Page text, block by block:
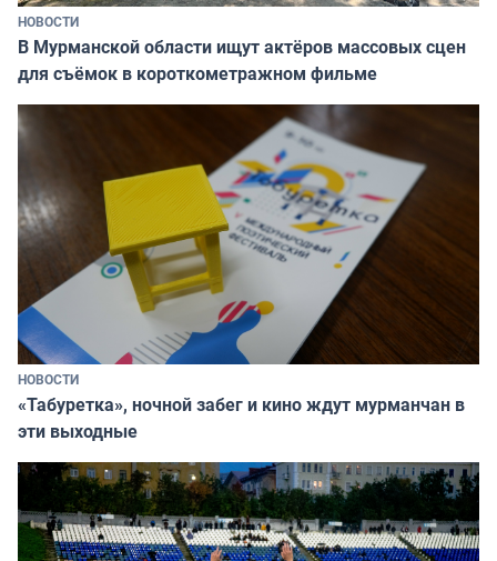
НОВОСТИ
В Мурманской области ищут актёров массовых сцен
для съёмок в короткометражном фильме
НОВОСТИ
«Табуретка», ночной забег и кино ждут мурманчан в
эти выходные